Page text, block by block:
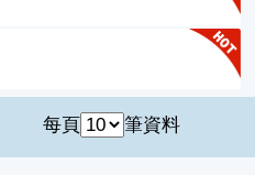
每頁 筆資料